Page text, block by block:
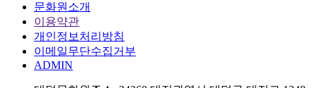
문화원소개
이용약관
개인정보처리방침
이메일무단수집거부
ADMIN